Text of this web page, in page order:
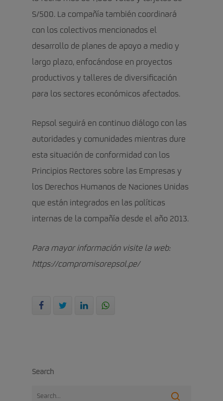
S/500. La compañía también coordinará
con los colectivos mencionados el
desarrollo de planes de apoyo a medio y
largo plazo, enfocándose en proyectos
productivos y talleres de diversificación
para los sectores económicos afectados.
Repsol seguirá en continuo diálogo con las
autoridades y comunidades mientras dure
esta situación de conformidad con los
Principios Rectores sobre las Empresas y
los Derechos Humanos de Naciones Unidas
que están integrados en las políticas
internas de la compañía desde el año 2013.
Para mayor información visite la web:
https://compromisorepsol.pe/
Search